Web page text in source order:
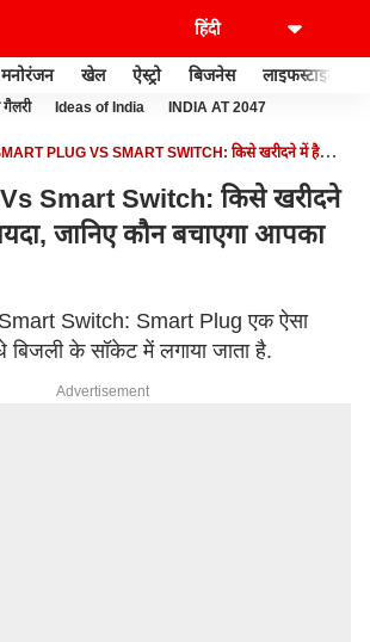
मनोरंजन खेल ऐस्ट्रो बिजनेस लाइफस्टाइल
गैलरी Ideas of India INDIA AT 2047
PLUG VS SMART SWITCH: किसे खरीदने में है
Smart Switch: किसे खरीदने
जानिए कौन बचाएगा आपका
Switch: Smart Plug एक ऐसा
बिजली के सॉकेट में लगाया जाता है.
Advertisement